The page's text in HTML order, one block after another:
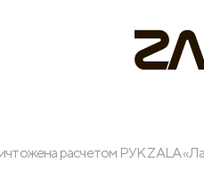
расчетом РУК ZALA